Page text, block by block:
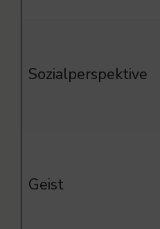
Sozialperspektive
Geist